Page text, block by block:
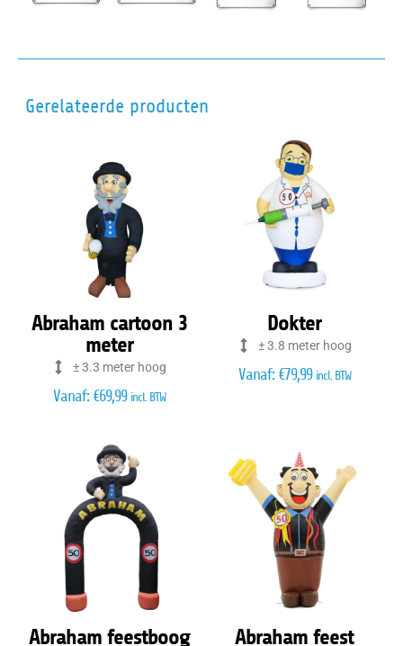
Gerelateerde producten
Abraham cartoon 3
meter
± 3.3 meter hoog
Vanaf: €69,99 incl. BTW
Dokter
± 3.8 meter hoog
Vanaf: €79,99 incl. BTW
Abraham feestboog Abraham feest